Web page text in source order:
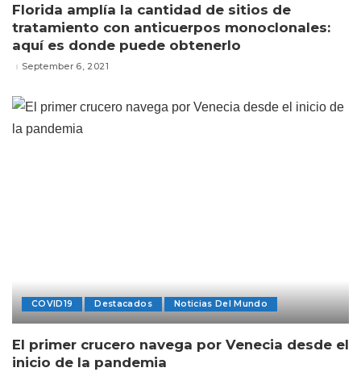
Florida amplía la cantidad de sitios de
tratamiento con anticuerpos monoclonales:
aquí es donde puede obtenerlo
September 6, 2021
COVID19 Destacados Noticias Del Mundo
El primer crucero navega por Venecia desde el
inicio de la pandemia